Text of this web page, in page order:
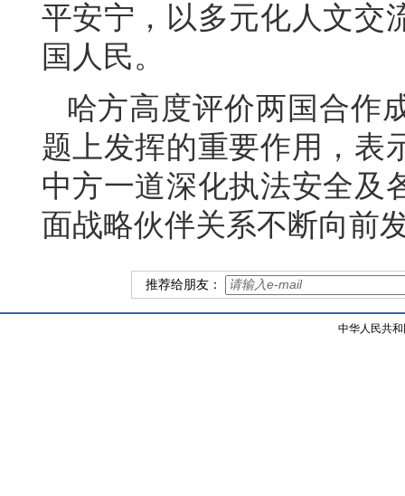
平安宁，以多元化人文交
国人民。
哈方高度评价两国合作
题上发挥的重要作用，表
中方一道深化执法安全及
面战略伙伴关系不断向前
推荐给朋友：
中华人民共